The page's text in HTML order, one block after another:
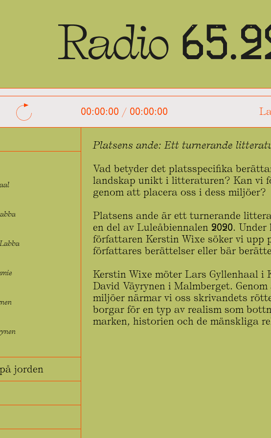
00:00:00 / 00:00:00
jorden
Platsens ande: Ett turnerande
Vad betyder det platsspecifika
landskap unikt i litteraturen? Kan vi
genom att placera oss i dess miljöer?
Platsens ande är ett turnerande
en del av Luleåbiennalen 2020.
författaren Kerstin Wixe söker vi upp
författares berättelser eller bär
Kerstin Wixe möter Lars Gyllenhaal
David Väyrynen i Malmberget.
miljöer närmar vi oss skrivandets
borgar för en typ av realism som
marken, historien och de mänskliga